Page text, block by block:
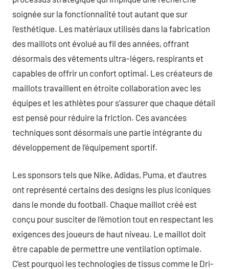
soignée sur la fonctionnalité tout autant que sur
l’esthétique. Les matériaux utilisés dans la fabrication
des maillots ont évolué au fil des années, offrant
désormais des vêtements ultra-légers, respirants et
capables de offrir un confort optimal. Les créateurs de
maillots travaillent en étroite collaboration avec les
équipes et les athlètes pour s’assurer que chaque détail
est pensé pour réduire la friction. Ces avancées
techniques sont désormais une partie intégrante du
développement de l’équipement sportif.
Les sponsors tels que Nike, Adidas, Puma, et d’autres
ont représenté certains des designs les plus iconiques
dans le monde du football. Chaque maillot créé est
conçu pour susciter de l’émotion tout en respectant les
exigences des joueurs de haut niveau. Le maillot doit
être capable de permettre une ventilation optimale.
C’est pourquoi les technologies de tissus comme le Dri-